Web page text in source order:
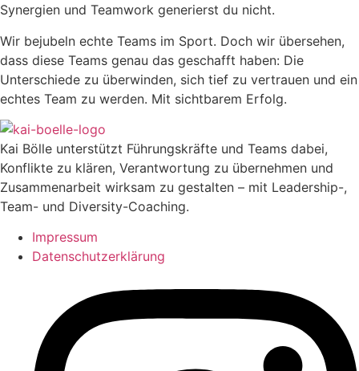
Synergien und Teamwork generierst du nicht.
Wir bejubeln echte Teams im Sport. Doch wir übersehen,
dass diese Teams genau das geschafft haben: Die
Unterschiede zu überwinden, sich tief zu vertrauen und ein
echtes Team zu werden. Mit sichtbarem Erfolg.
Kai Bölle unterstützt Führungskräfte und Teams dabei,
Konflikte zu klären, Verantwortung zu übernehmen und
Zusammenarbeit wirksam zu gestalten – mit Leadership-,
Team- und Diversity-Coaching.
Impressum
Datenschutzerklärung